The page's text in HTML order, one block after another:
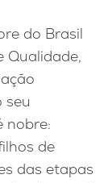
do Brasil
Qualidade,
seu
nobre:
de
das etapas